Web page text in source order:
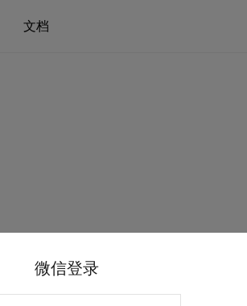
文档
微信登录